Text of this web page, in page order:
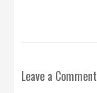
Leave a Comment